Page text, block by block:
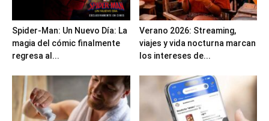
Spider-Man: Un Nuevo Día: La
magia del cómic finalmente
regresa al...
Verano 2026: Streaming,
viajes y vida nocturna marcan
los intereses de...